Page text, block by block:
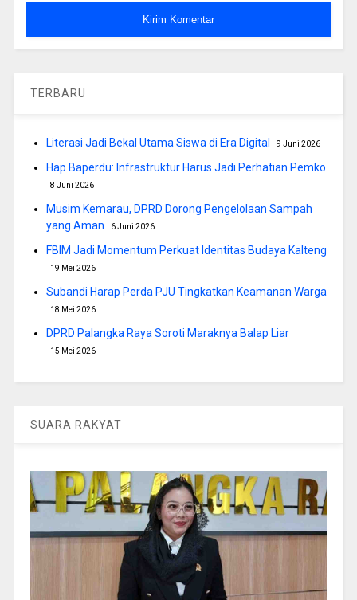
TERBARU
Literasi Jadi Bekal Utama Siswa di Era Digital 9 Juni 2026
Hap Baperdu: Infrastruktur Harus Jadi Perhatian Pemko
8 Juni 2026
Musim Kemarau, DPRD Dorong Pengelolaan Sampah
yang Aman
6 Juni 2026
FBIM Jadi Momentum Perkuat Identitas Budaya Kalteng
19 Mei 2026
Subandi Harap Perda PJU Tingkatkan Keamanan Warga
18 Mei 2026
DPRD Palangka Raya Soroti Maraknya Balap Liar
15 Mei 2026
SUARA RAKYAT